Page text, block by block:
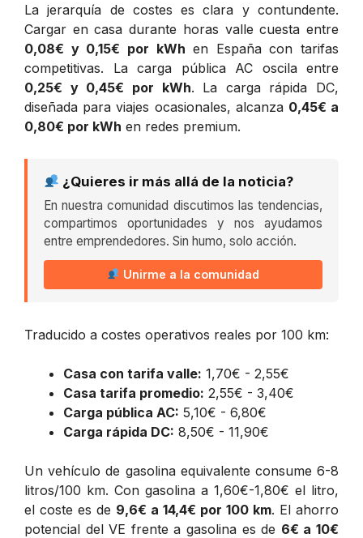
La jerarquía de costes es clara y contundente.
Cargar en casa durante horas valle cuesta entre
0,08€ y 0,15€ por kWh en España con tarifas
competitivas. La carga pública AC oscila entre
0,25€ y 0,45€ por kWh. La carga rápida DC,
diseñada para viajes ocasionales, alcanza 0,45€ a
0,80€ por kWh en redes premium.
¿Quieres ir más allá de la noticia?
En nuestra comunidad discutimos las tendencias,
compartimos oportunidades y nos ayudamos
entre emprendedores. Sin humo, solo acción.
Unirme a la comunidad
Traducido a costes operativos reales por 100 km:
Casa con tarifa valle: 1,70€ - 2,55€
Casa tarifa promedio: 2,55€ - 3,40€
Carga pública AC: 5,10€ - 6,80€
Carga rápida DC: 8,50€ - 11,90€
Un vehículo de gasolina equivalente consume 6-8
litros/100 km. Con gasolina a 1,60€-1,80€ el litro,
el coste es de 9,6€ a 14,4€ por 100 km. El ahorro
potencial del VE frente a gasolina es de 6€ a 10€